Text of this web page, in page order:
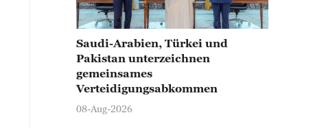
Saudi-Arabien, Türkei und
Pakistan unterzeichnen
gemeinsames
Verteidigungsabkommen
08-Aug-2026